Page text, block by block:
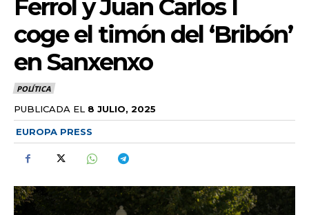
Ferrol y Juan Carlos I
coge el timón del ‘Bribón’
en Sanxenxo
POLÍTICA
PUBLICADA EL 8 JULIO, 2025
EUROPA PRESS